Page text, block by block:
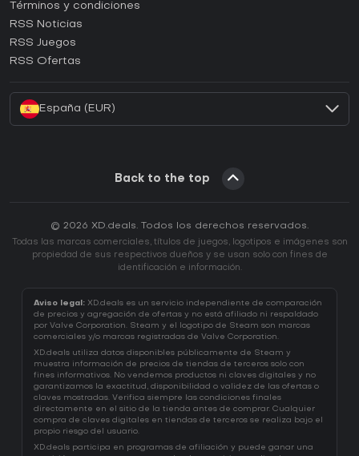
¿Cómo activar una CD Key de GOG?
¿Cómo activar una CD Key de Ubisoft Connect?
Términos y condiciones
RSS Noticias
RSS Juegos
RSS Ofertas
España (EUR)
Back to the top
© 2026 XD.deals. Todos los derechos reservados.
Todas las marcas comerciales, títulos de juegos, logotipos e imágenes son
propiedad de sus respectivos dueños y se usan solo con fines de
identificación e información.
Aviso legal: XD.deals es un servicio independiente de comparación
de precios y agregación de ofertas y no está afiliado ni respaldado
por Valve Corporation. Steam y el logotipo de Steam son marcas
comerciales y/o marcas registradas de Valve Corporation.
XD.deals utiliza datos disponibles públicamente de Steam y
muestra información de precios de tiendas de terceros solo con
fines informativos. No vendemos productos ni claves digitales y no
garantizamos la exactitud, disponibilidad o validez de las ofertas o
claves mostradas. Verifica siempre las condiciones finales
directamente en el sitio de la tienda antes de comprar. Cualquier
compra de claves digitales en tiendas de terceros se realiza bajo el
propio riesgo del usuario.
XD.deals participa en programas de afiliación y puede ganar una